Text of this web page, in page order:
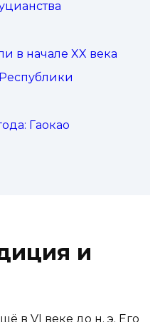
в начале XX века
Гаокао
и
в VI веке до н. э. Его